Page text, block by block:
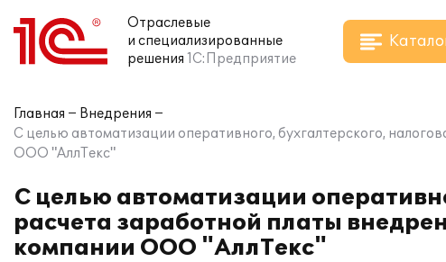
Отраслевые
и специализированные
решения 1С:Предприятие
Главная
Внедрения
С целью автоматизации оперативного, бухгалтерского,
ООО "АллТекс"
С целью автоматизации
расчета заработной платы
компании ООО "АллТекс"